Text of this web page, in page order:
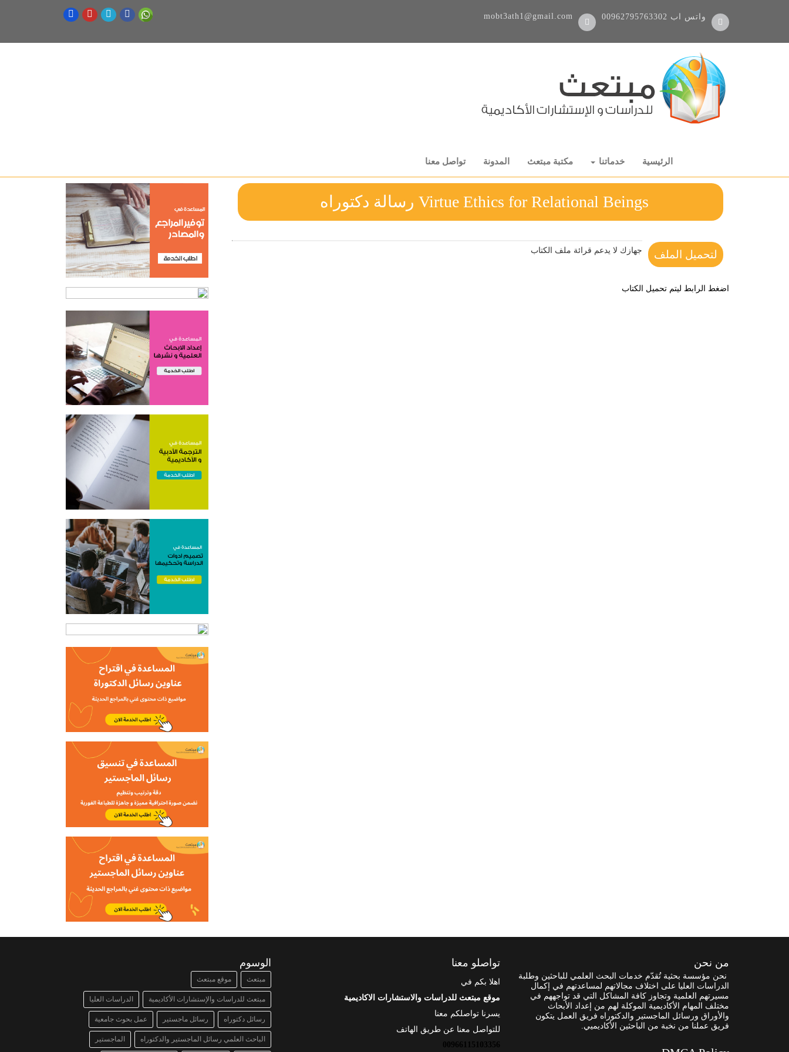
00962795763302 واتس اب mobt3ath1@gmail.com
الرئيسية خدماتنا مكتبة مبتعث المدونة تواصل معنا
Virtue Ethics for Relational Beings رسالة دكتوراه
لتحميل الملف جهازك لا يدعم قرائة ملف الكتاب
اضغط الرابط ليتم تحميل الكتاب
من نحن
نحن مؤسسة بحثية تُقدّم خدمات البحث العلمي للباحثين وطلبة
الدراسات العليا على اختلاف مجالاتهم لمساعدتهم في إكمال
مسيرتهم العلمية وتجاوز كافة المشاكل التي قد تواجههم في
مختلف المهام الأكاديمية الموكلة لهم من إعداد الأبحاث
والأوراق ورسائل الماجستير والدكتوراه فريق العمل يتكون
فريق عملنا من نخبة من الباحثين الأكاديميي.
تواصلو معنا
اهلا بكم في
موقع مبتعث للدراسات والاستشارات الاكاديمية
يسرنا تواصلكم معنا
للتواصل معنا عن طريق الهاتف
00966115103356
الوسوم
مبتعث موقع مبتعث
مبتعث للدراسات والإستشارات الأكاديمية الدراسات العليا
رسائل دكتوراه رسائل ماجستير عمل بحوث جامعية
الباحث العلمي رسائل الماجستير والدكتوراه الماجستير